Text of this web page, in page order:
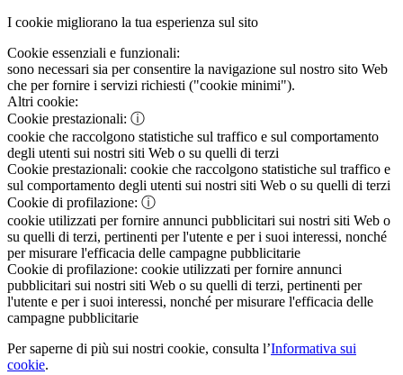
I cookie migliorano la tua esperienza sul sito
Cookie essenziali e funzionali:
sono necessari sia per consentire la navigazione sul nostro sito Web
che per fornire i servizi richiesti ("cookie minimi").
Altri cookie:
Cookie prestazionali: ⓘ
cookie che raccolgono statistiche sul traffico e sul comportamento
degli utenti sui nostri siti Web o su quelli di terzi
Cookie prestazionali: cookie che raccolgono statistiche sul traffico e
sul comportamento degli utenti sui nostri siti Web o su quelli di terzi
Cookie di profilazione: ⓘ
cookie utilizzati per fornire annunci pubblicitari sui nostri siti Web o
su quelli di terzi, pertinenti per l'utente e per i suoi interessi, nonché
per misurare l'efficacia delle campagne pubblicitarie
Cookie di profilazione: cookie utilizzati per fornire annunci
pubblicitari sui nostri siti Web o su quelli di terzi, pertinenti per
l'utente e per i suoi interessi, nonché per misurare l'efficacia delle
campagne pubblicitarie
Per saperne di più sui nostri cookie, consulta l’Informativa sui
cookie.